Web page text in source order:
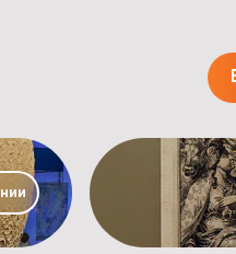
Исторический
атлас
Шателена